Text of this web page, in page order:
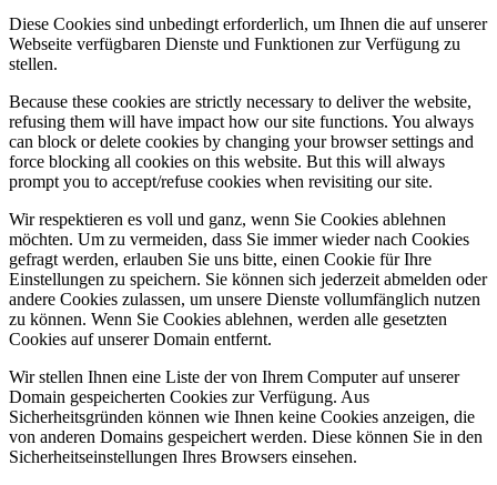
Diese Cookies sind unbedingt erforderlich, um Ihnen die auf unserer
Webseite verfügbaren Dienste und Funktionen zur Verfügung zu
stellen.
Because these cookies are strictly necessary to deliver the website,
refusing them will have impact how our site functions. You always
can block or delete cookies by changing your browser settings and
force blocking all cookies on this website. But this will always
prompt you to accept/refuse cookies when revisiting our site.
Wir respektieren es voll und ganz, wenn Sie Cookies ablehnen
möchten. Um zu vermeiden, dass Sie immer wieder nach Cookies
gefragt werden, erlauben Sie uns bitte, einen Cookie für Ihre
Einstellungen zu speichern. Sie können sich jederzeit abmelden oder
andere Cookies zulassen, um unsere Dienste vollumfänglich nutzen
zu können. Wenn Sie Cookies ablehnen, werden alle gesetzten
Cookies auf unserer Domain entfernt.
Wir stellen Ihnen eine Liste der von Ihrem Computer auf unserer
Domain gespeicherten Cookies zur Verfügung. Aus
Sicherheitsgründen können wie Ihnen keine Cookies anzeigen, die
von anderen Domains gespeichert werden. Diese können Sie in den
Sicherheitseinstellungen Ihres Browsers einsehen.